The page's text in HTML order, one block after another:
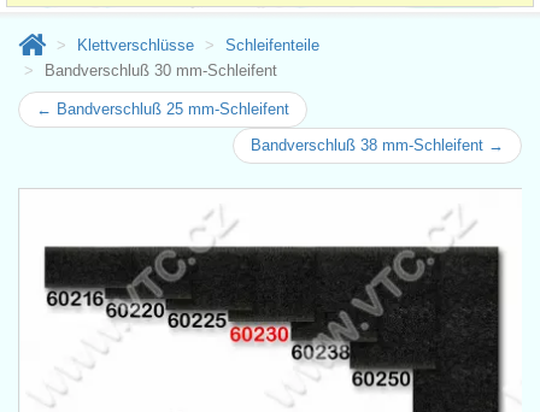
Klettverschlüsse
Schleifenteile
Bandverschluß 30 mm-Schleifent
← Bandverschluß 25 mm-Schleifent
Bandverschluß 38 mm-Schleifent →